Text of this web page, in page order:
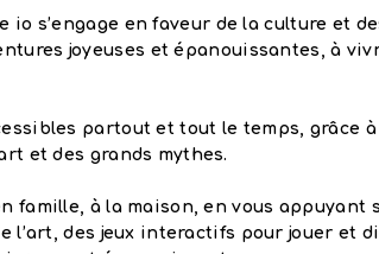
io s’engage en faveur de la culture et
joyeuses et épanouissantes, à
partout et tout le temps, grâce
et des grands mythes.
famille, à la maison, en vous appuyant
l’art, des jeux interactifs pour jouer